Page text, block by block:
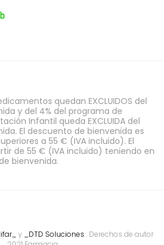
quedan EXCLUIDOS del
y del 4% del programa de
Infantil queda EXCLUIDA del
El descuento de bienvenida es
a 55 € (IVA incluido). El
de 55 € (IVA incluido) teniendo en
bienvenida.
y _DTD Soluciones . Derechos de autor